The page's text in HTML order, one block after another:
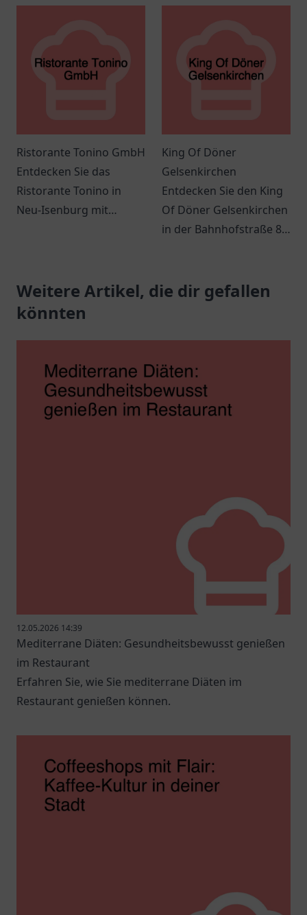
Köstlichkeiten und
Service und einem
Ristorante Tonino GmbH
Entdecken Sie das
Ristorante Tonino in
Neu-Isenburg mit
Atmosphäre.
King Of Döner
Gelsenkirchen
Entdecken Sie den King
Of Döner Gelsenkirchen
in der Bahnhofstraße 83
Döner und spannende
Angebote.
Weitere Artikel, die dir gefallen
könnten
12.05.2026 14:39
Mediterrane Diäten: Gesundheitsbewusst genießen
im Restaurant
Erfahren Sie, wie Sie mediterrane Diäten im
Restaurant genießen können.